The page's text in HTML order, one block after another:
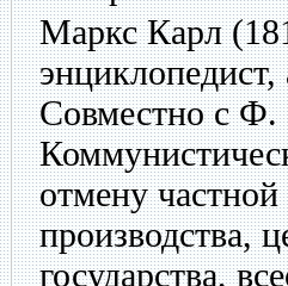
Маркс Карл
Совместно с Ф.
отмену
производства,
государства,